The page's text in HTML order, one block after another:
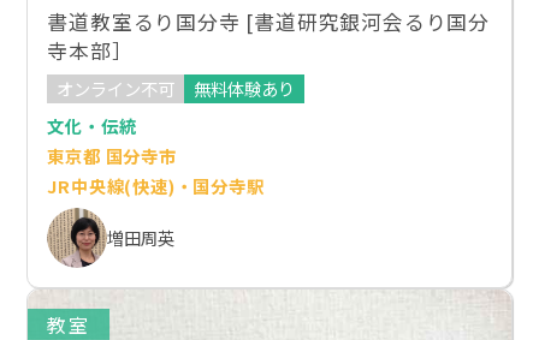
書道教室るり国分寺 [書道研究銀河会るり国分
寺本部］
オンライン不可
無料体験あり
文化・伝統
東京都 国分寺市
JR中央線(快速)・国分寺駅
増田周英
教室